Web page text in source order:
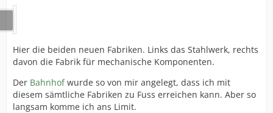
Hier die beiden neuen Fabriken. Links das Stahlwerk, rechts
davon die Fabrik für mechanische Komponenten.
Der Bahnhofwurde so von mir angelegt, dass ich mit
diesem sämtliche Fabriken zu Fuss erreichen kann. Aber so
langsam komme ich ans Limit.